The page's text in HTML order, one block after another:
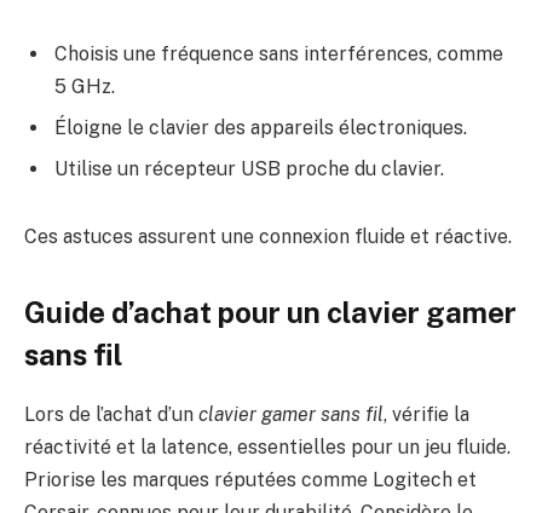
Choisis une fréquence sans interférences, comme
5 GHz.
Éloigne le clavier des appareils électroniques.
Utilise un récepteur USB proche du clavier.
Ces astuces assurent une connexion fluide et réactive.
Guide d’achat pour un clavier gamer
sans fil
Lors de l’achat d’un clavier gamer sans fil, vérifie la
réactivité et la latence, essentielles pour un jeu fluide.
Priorise les marques réputées comme Logitech et